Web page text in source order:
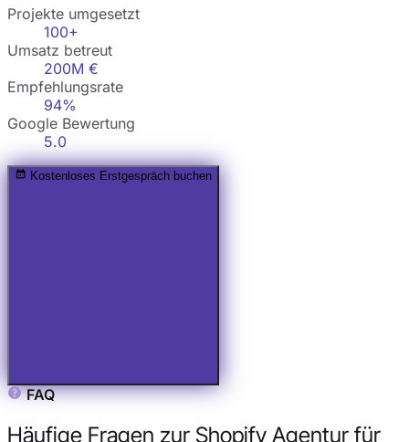
Projekte umgesetzt
100+
Umsatz betreut
200M €
Empfehlungsrate
94%
Google Bewertung
5.0
Kostenloses Erstgespräch buchen
FAQ
Häufige Fragen zur Shopify Agentur für